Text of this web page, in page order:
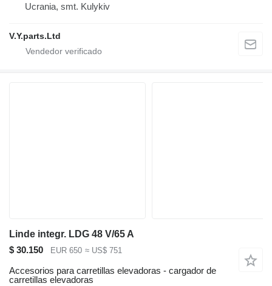
Ucrania, smt. Kulykiv
V.Y.parts.Ltd
Linde integr. LDG 48 V/65 A
$ 30.150
EUR 650 ≈ US$ 751
Accesorios para carretillas elevadoras - cargador de
carretillas elevadoras